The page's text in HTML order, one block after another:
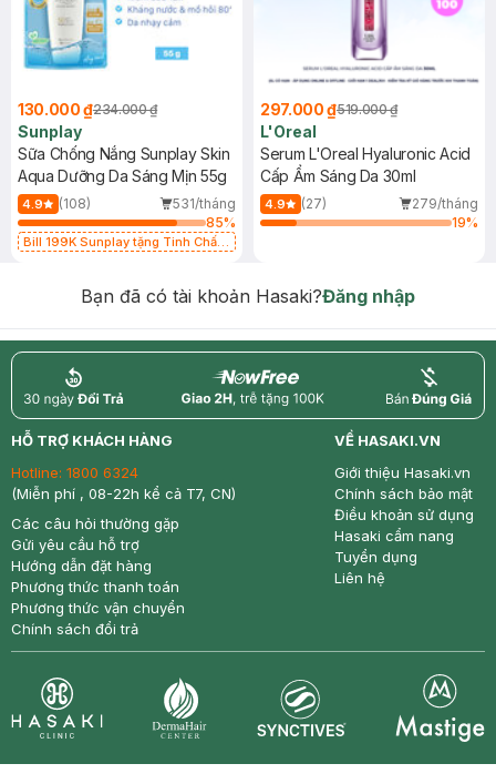
130.000 ₫234.000 ₫
Sunplay
Sữa Chống Nắng Sunplay Skin
Aqua Dưỡng Da Sáng Mịn 55g
4.9 (108)
531/tháng
85%
Bill 199K Sunplay tặng Tinh Chất
297.000 ₫519.000 ₫
L'Oreal
Serum L'Oreal Hyaluronic Acid
Cấp Ẩm Sáng Da 30ml
4.9 (27)
279/tháng
19%
Bạn đã có tài khoản Hasaki?Đăng nhập
return nowfree price
HỖ TRỢ KHÁCH HÀNG
Hotline: 1800 6324
(Miễn phí , 08-22h kể cả T7, CN)
Các câu hỏi thường gặp
Gửi yêu cầu hỗ trợ
Hướng dẫn đặt hàng
Phương thức thanh toán
Phương thức vận chuyển
Chính sách đổi trả
VỀ HASAKI.VN
Giới thiệu Hasaki.vn
Chính sách bảo mật
Điều khoản sử dụng
Hasaki cẩm nang
Tuyển dụng
Liên hệ